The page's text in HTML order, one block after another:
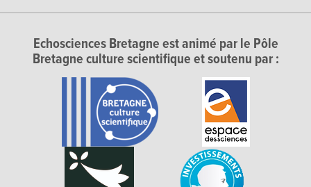
Echosciences Bretagne est animé par le Pôle
Bretagne culture scientifique et soutenu par :